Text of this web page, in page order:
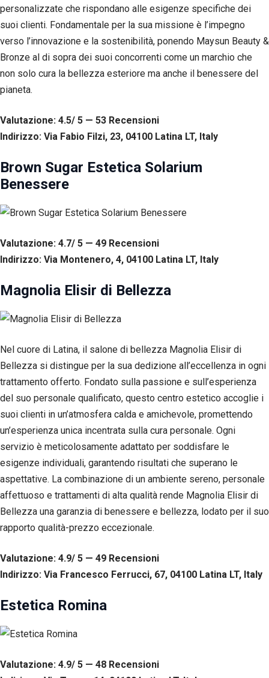
personalizzate che rispondano alle esigenze specifiche dei
suoi clienti. Fondamentale per la sua missione è l’impegno
verso l’innovazione e la sostenibilità, ponendo Maysun Beauty &
Bronze al di sopra dei suoi concorrenti come un marchio che
non solo cura la bellezza esteriore ma anche il benessere del
pianeta.
Valutazione: 4.5/ 5 — 53 Recensioni
Indirizzo: Via Fabio Filzi, 23, 04100 Latina LT, Italy
Brown Sugar Estetica Solarium
Benessere
Valutazione: 4.7/ 5 — 49 Recensioni
Indirizzo: Via Montenero, 4, 04100 Latina LT, Italy
Magnolia Elisir di Bellezza
Nel cuore di Latina, il salone di bellezza Magnolia Elisir di
Bellezza si distingue per la sua dedizione all’eccellenza in ogni
trattamento offerto. Fondato sulla passione e sull’esperienza
del suo personale qualificato, questo centro estetico accoglie i
suoi clienti in un’atmosfera calda e amichevole, promettendo
un’esperienza unica incentrata sulla cura personale. Ogni
servizio è meticolosamente adattato per soddisfare le
esigenze individuali, garantendo risultati che superano le
aspettative. La combinazione di un ambiente sereno, personale
affettuoso e trattamenti di alta qualità rende Magnolia Elisir di
Bellezza una garanzia di benessere e bellezza, lodato per il suo
rapporto qualità-prezzo eccezionale.
Valutazione: 4.9/ 5 — 49 Recensioni
Indirizzo: Via Francesco Ferrucci, 67, 04100 Latina LT, Italy
Estetica Romina
Valutazione: 4.9/ 5 — 48 Recensioni